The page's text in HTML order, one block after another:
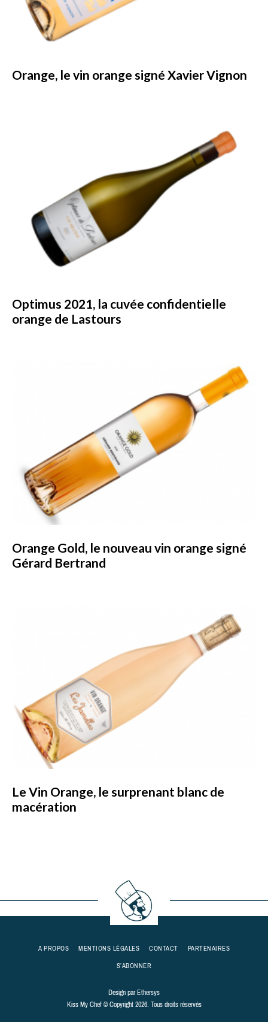
Orange, le vin orange signé Xavier Vignon
Optimus 2021, la cuvée confidentielle
orange de Lastours
Orange Gold, le nouveau vin orange signé
Gérard Bertrand
Le Vin Orange, le surprenant blanc de
macération
A PROPOS MENTIONS LÉGALES CONTACT
PARTENAIRES
S’ABONNER
Design parEthersys
Kiss My Chef © Copyright 2026. Tous droits réservés